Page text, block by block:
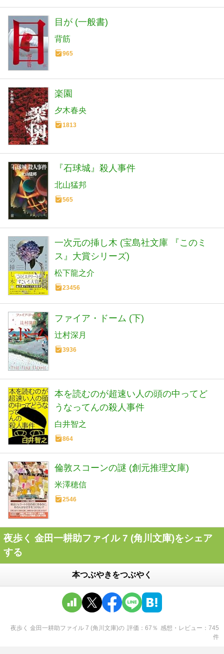
目が (一般書)
背筋
965
楽園
夕木春央
1813
『石球城』殺人事件
北山猛邦
565
一次元の挿し木 (宝島社文庫 『このミ
ス』大賞シリーズ)
松下龍之介
23456
ファイア・ドーム (下)
辻村深月
3936
本を読むのが超速い人の頭の中ってど
うなってんの殺人事件
白井智之
864
倫敦スコーンの謎 (創元推理文庫)
米澤穂信
2546
夜歩く 金田一耕助ファイル 7 (角川文庫)をシェア
する
本つぶやきをつぶやく
夜歩く 金田一耕助ファイル 7 (角川文庫)の 評価 67 ％ 感想・レビュー
745
件